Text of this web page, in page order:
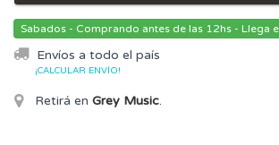
Sabados - Comprando antes de las 12hs - Llega
Envíos a todo el país
¡CALCULAR ENVÍO!
Retirá en Grey Music.